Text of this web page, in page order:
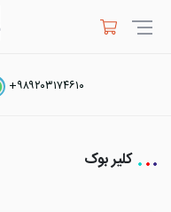
+۹۸۹۲۰۳۱۷۴۶۱۰
کلیر بوک